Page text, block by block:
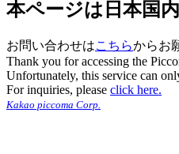
本ページは日本国
お問い合わせはこちらからお
Thank you for accessing the
Unfortunately, this service can
For inquiries, please click here.
Kakao piccoma Corp.